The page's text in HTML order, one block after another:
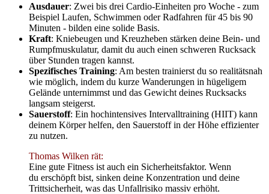
Ausdauer: Zwei bis drei Cardio-Einheiten pro Woche - zum
Beispiel Laufen, Schwimmen oder Radfahren für 45 bis 90
Minuten - bilden eine solide Basis.
Kraft: Kniebeugen und Kreuzheben stärken deine Bein- und
Rumpfmuskulatur, damit du auch einen schweren Rucksack
über Stunden tragen kannst.
Spezifisches Training: Am besten trainierst du so realitätsnah
wie möglich, indem du kurze Wanderungen in hügeligem
Gelände unternimmst und das Gewicht deines Rucksacks
langsam steigerst.
Sauerstoff: Ein hochintensives Intervalltraining (HIIT) kann
deinem Körper helfen, den Sauerstoff in der Höhe effizienter
zu nutzen.
Thomas Wilken rät:
Eine gute Fitness ist auch ein Sicherheitsfaktor. Wenn
du erschöpft bist, sinken deine Konzentration und deine
Trittsicherheit, was das Unfallrisiko massiv erhöht.